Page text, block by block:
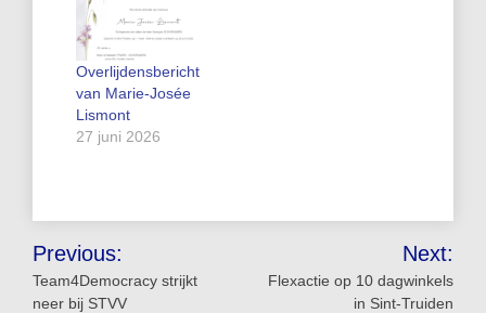
Overlijdensbericht
van Marie-Josée
Lismont
27 juni 2026
Bericht
navigatie
Previous:
Team4Democracy strijkt
neer bij STVV
Next:
Flexactie op 10 dagwinkels
in Sint-Truiden